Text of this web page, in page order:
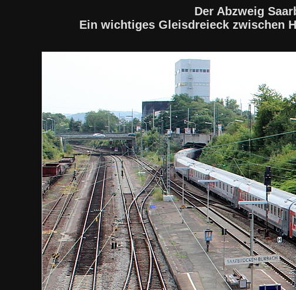
Der Abzweig
Ein wichtiges Gleisdreieck zwischen